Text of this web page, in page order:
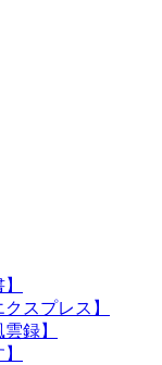
スプレス】
録】